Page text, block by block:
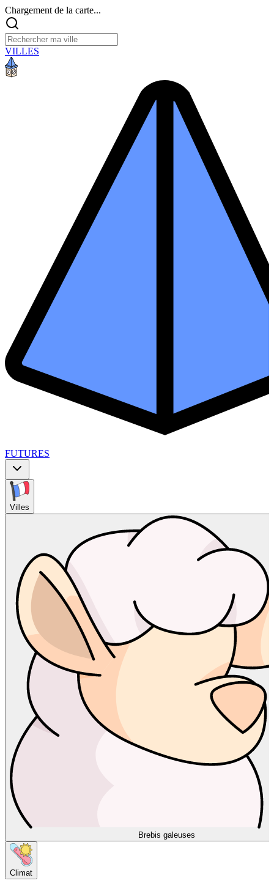
Chargement de la carte...
VILLES
FUTURES
Villes
Brebis galeuses
Climat